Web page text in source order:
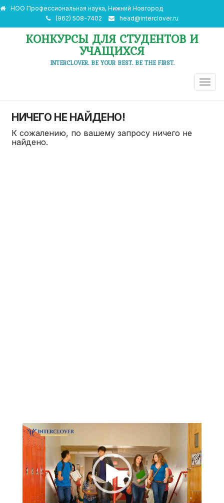
НОО Профессиональная наука, Нижний Новгород
(962) 508-7402
head@interclover.ru
КОНКУРСЫ ДЛЯ СТУДЕНТОВ И
УЧАЩИХСЯ
INTERCLOVER. BE YOUR BEST. BE THE FIRST.
НИЧЕГО НЕ НАЙДЕНО!
К сожалению, по вашему запросу ничего не
найдено.
Видеоплеер